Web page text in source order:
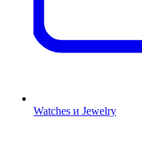
Watches и Jewelry